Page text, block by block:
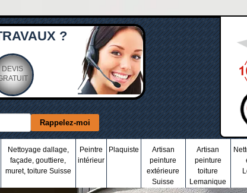
?
DEVIS
Nettoyage dallage,
façade, gouttiere,
muret, toiture Suisse
Peintre
intérieur
Plaquiste
Artisan
peinture
extérieure
Suisse
Artisan
peinture
toiture
Lemanique